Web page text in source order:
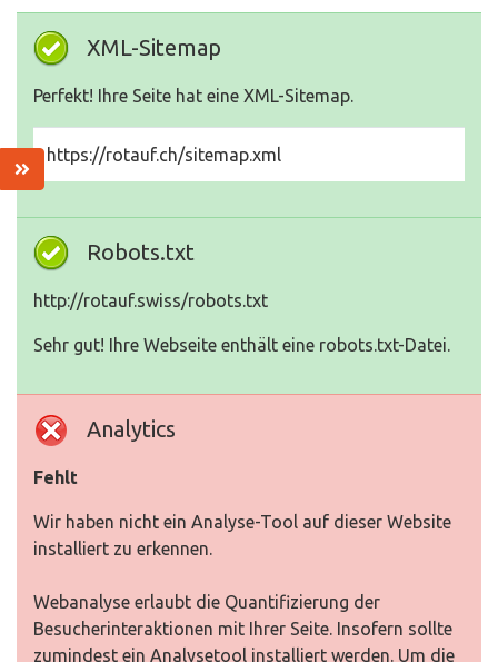
XML-Sitemap
Perfekt! Ihre Seite hat eine XML-Sitemap.
https://rotauf.ch/sitemap.xml
Robots.txt
http://rotauf.swiss/robots.txt
Sehr gut! Ihre Webseite enthält eine robots.txt-Datei.
Analytics
Fehlt
Wir haben nicht ein Analyse-Tool auf dieser Website
installiert zu erkennen.
Webanalyse erlaubt die Quantifizierung der
Besucherinteraktionen mit Ihrer Seite. Insofern sollte
zumindest ein Analysetool installiert werden. Um die